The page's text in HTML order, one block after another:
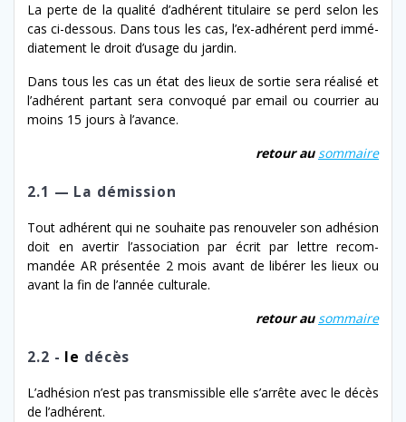
La perte de la qual­ité d’ad­hérent tit­u­laire se perd selon les
cas ci-​dessous. Dans tous les cas, l’ex-adhérent perd immé­
di­ate­ment le droit d’usage du jardin.
Dans tous les cas un état des lieux de sor­tie sera réal­isé et
l’adhérent par­tant sera con­vo­qué par email ou cour­ri­er au
moins 15 jours à l’avance.
retour au som­maire
2.1 — La démission
Tout adhérent qui ne souhaite pas renou­vel­er son adhé­sion
doit en aver­tir l’association par écrit par let­tre recom­
mandée AR présen­tée 2 mois avant de libér­er les lieux ou
avant la fin de l’an­née culturale.
retour au som­maire
2.2 - le décès
L’adhésion n’est pas trans­mis­si­ble elle s’ar­rête avec le décès
de l’adhérent.